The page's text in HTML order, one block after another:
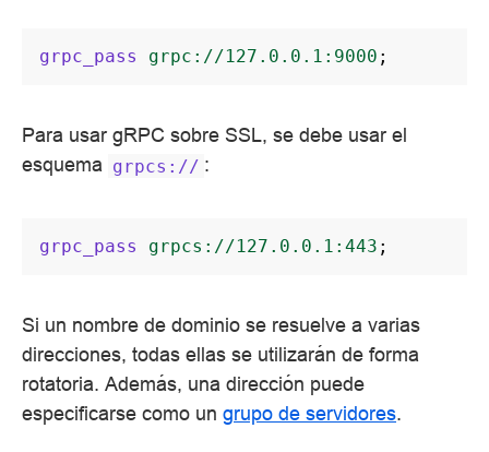
grpc_pass grpc://127.0.0.1:9000 ;
Para usar gRPC sobre SSL, se debe usar el
esquema grpcs:// :
grpc_pass grpcs://127.0.0.1:443 ;
Si un nombre de dominio se resuelve a varias
direcciones, todas ellas se utilizarán de forma
rotatoria. Además, una dirección puede
especificarse como un grupo de servidores.